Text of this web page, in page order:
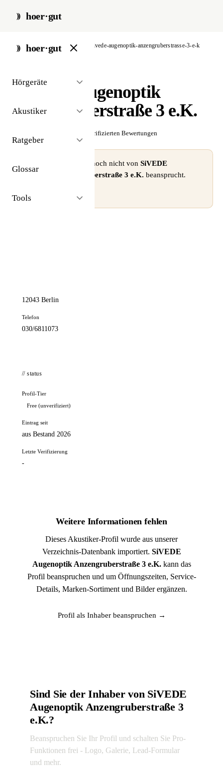
hoer·gut
hoer·gut
Hörgeräte
Akustiker
Ratgeber
Glossar
Tools
start / akustiker / berlin sivede-augenoptik-anzengruberstrasse-3-e-k
SiVEDE Augenoptik
Anzengruberstraße 3 e.K.
Noch keine verifizierten Bewertungen
⚠ Dieses Profil wurde noch nicht von SiVEDE
Augenoptik Anzengruberstraße 3 e.K. beansprucht.
12043 Berlin
Telefon
030/6811073
// status
Profil-Tier
Free (unverifiziert)
Eintrag seit
aus Bestand 2026
Letzte Verifizierung
-
Weitere Informationen fehlen
Dieses Akustiker-Profil wurde aus unserer
Verzeichnis-Datenbank importiert. SiVEDE
Augenoptik Anzengruberstraße 3 e.K.kann das
Profil beanspruchen und um Öffnungszeiten, Service-
Details, Marken-Sortiment und Bilder ergänzen.
Profil als Inhaber beanspruchen →
Sind Sie der Inhaber von SiVEDE
Augenoptik Anzengruberstraße 3
e.K.?
Beanspruchen Sie Ihr Profil und schalten Sie Pro-
Funktionen frei - Logo, Galerie, Lead-Formular
und mehr.